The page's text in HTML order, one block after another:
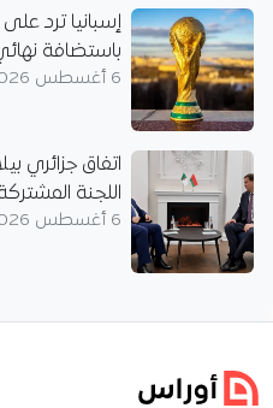
إسبانيا ترد
باستضافة نهائي
6 أغسطس 2026
اتفاق جزائري
اللجنة
6 أغسطس 2026